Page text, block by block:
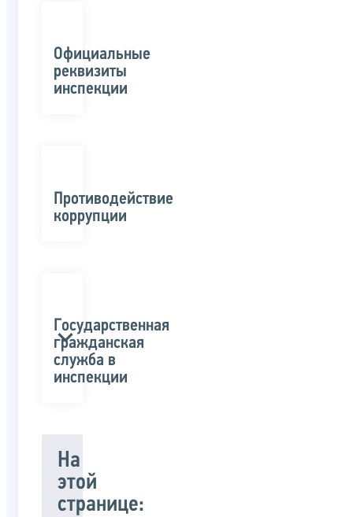
Официальные
реквизиты
инспекции
Противодействие
коррупции
Государственная
гражданская
служба в
инспекции
На
этой
странице: